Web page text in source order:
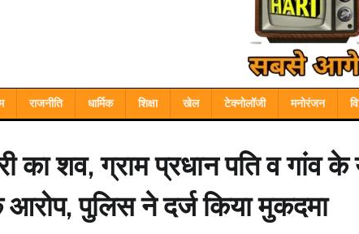
राजनीति धार्मिक शिक्षा खेल टेक्नोलॉजी मनोरंजन
का शव, ग्राम प्रधान पति व गांव
आरोप, पुलिस ने दर्ज किया मुकदमा